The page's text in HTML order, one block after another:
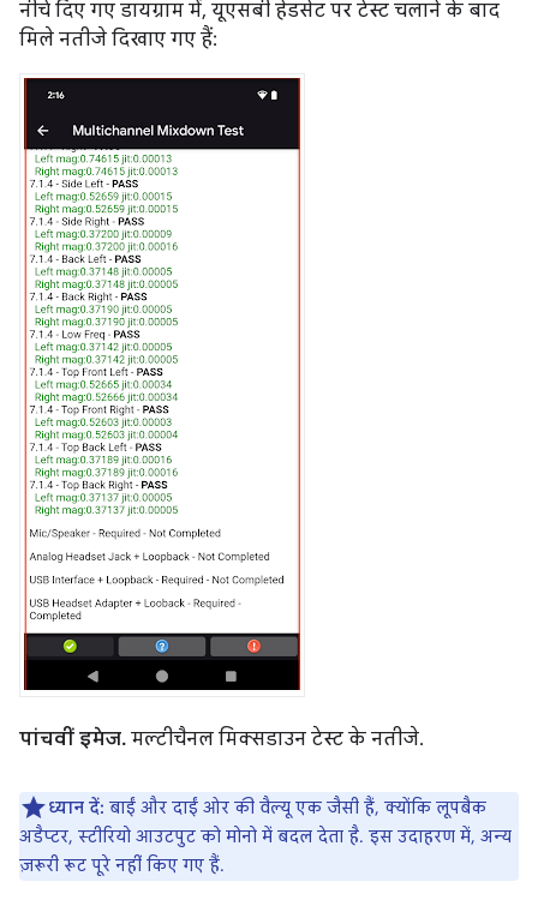
नीचे दिए गए डायग्राम में, यूएसबी हेडसेट पर टेस्ट चलाने के बाद
मिले नतीजे दिखाए गए हैं:
पांचवीं इमेज. मल्टीचैनल मिक्सडाउन टेस्ट के नतीजे.
ध्यान दें: बाईं और दाईं ओर की वैल्यू एक जैसी हैं, क्योंकि लूपबैक
अडैप्टर, स्टीरियो आउटपुट को मोनो में बदल देता है. इस उदाहरण में, अन्य
ज़रूरी रूट पूरे नहीं किए गए हैं.